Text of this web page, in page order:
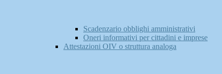
Scadenzario obblighi amministrativi
Oneri informativi per cittadini e imprese
Attestazioni OIV o struttura analoga